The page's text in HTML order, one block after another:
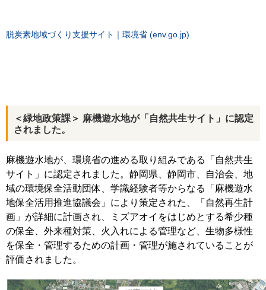
脱炭素地域づくり支援サイト｜環境省 (env.go.jp)
＜緑地政策課＞ 麻機遊水地が「自然共生サイト」に認定
されました。
麻機遊水地が、環境省の進める取り組みである「自然共生
サイト」に認定されました。静岡県、静岡市、自治会、地
域の環境保全活動団体、学識経験者等からなる「麻機遊水
地保全活用推進協議会」により策定された、「自然再生計
画」が詳細に計画され、ミズアオイをはじめとする希少種
の保全、外来種対策、火入れによる管理など、生物多様性
を保全・管理するための計画・管理が施されていることが
評価されました。